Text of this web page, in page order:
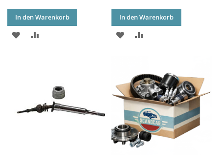
In den Warenkorb
ZUR
In den Warenkorb
ZUR